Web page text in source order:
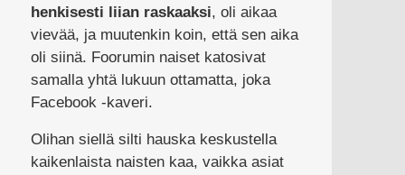
henkisesti liian raskaaksi, oli aikaa
vievää, ja muutenkin koin, että sen aika
oli siinä. Foorumin naiset katosivat
samalla yhtä lukuun ottamatta, joka
Facebook -kaveri.
Olihan siellä silti hauska keskustella
kaikenlaista naisten kaa, vaikka asiat